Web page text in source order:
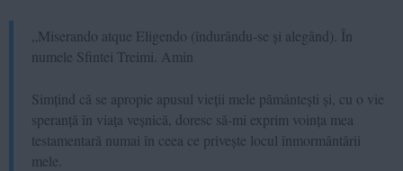
„Miserando atque Eligendo (îndurându-se și alegând). În
numele Sfintei Treimi. Amin
Simțind că se apropie apusul vieții mele pământești și, cu o vie
speranță în viața veșnică, doresc să-mi exprim voința mea
testamentară numai în ceea ce privește locul înmormântării
mele.